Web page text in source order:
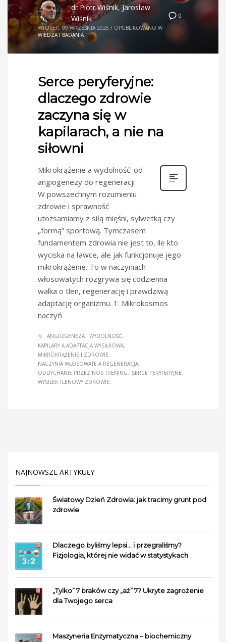
0
dr Piotr Wiśnik,Jarosław
Wiśnik
WTOREK, 09 WRZEŚNIA 2025 / OPUBLIKOWANO W
WIEDZA I BADANIA
Serce peryferyjne:
dlaczego zdrowie
zaczyna się w
kapilarach, a nie na
siłowni
Mikrokrążenie a wydolność: od
angiogenezy do regeneracji
W powszechnym rozumieniu
zdrowie i sprawność
utożsamiamy z siłą mięśni, sylwetką czy
„formą” sportową. Tymczasem
fundamentem zdrowia nie jest to, ile kto
wyciska na ławce, ale jak funkcjonuje jego
mikrokrążenie. To w naczyniach
włosowatych rozgrywa się codzienna
walka o tlen, regenerację i prawdziwą
adaptację organizmu. 1. Mikrokosmos
naczyń
ANGIOGENEZA I WYDOLNOŚĆ
KAPILARY A ADAPTACJA WYSIŁKOWA
MIKROKRĄŻENIE I ZDROWIE
NACZYNIA WŁOSOWATE A REGENERACJA
ODDYCHANIE PRZEZ NOS TRENING
SERCE PERYFERYJNE
WYSIŁEK TLENOWY ZDROWIE
NAJNOWSZE ARTYKUŁY
Światowy Dzień Zdrowia: jak tracimy grunt pod
zdrowie
Dlaczego byliśmy lepsi… i przegraliśmy?
Fizjologia, której nie widać w statystykach
„Tylko” 7 braków czy „aż” 7? Ukryte zagrożenie
dla Twojego serca
Maszyneria Enzymatyczna – biochemiczny